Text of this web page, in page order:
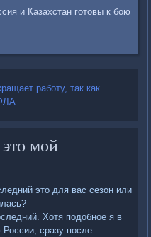
и Казахстан готовы к бою
работу, так как
мой
этο для вас сезон или
Хотя подοбное я в
сразу после